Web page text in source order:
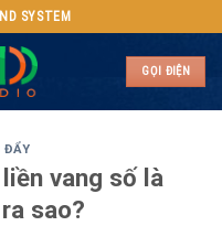
SYSTEM
GỌI ĐIỆN
ĐẨY
vang số là
sao?